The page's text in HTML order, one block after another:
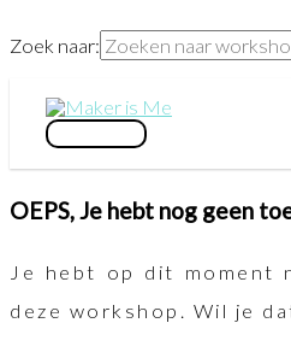
Zoek naar:
de
inhoud
hoofdmenu
OEPS, Je hebt nog geen
Je hebt op dit moment
deze workshop. Wil je